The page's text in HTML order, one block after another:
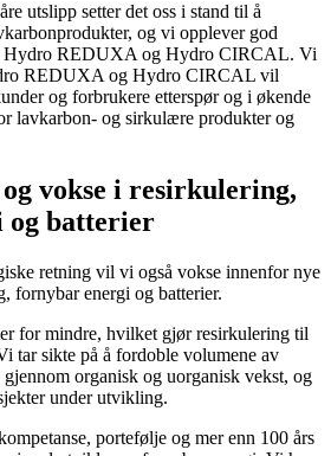
utslipp setter det oss i stand til å
og vi opplever god
Hydro REDUXA og Hydro CIRCAL. Vi
REDUXA og Hydro CIRCAL vil
og forbrukere etterspør og i økende
lavkarbon- og sirkulære produkter og
vokse i resirkulering,
og batterier
retning vil vi også vokse innenfor nye
fornybar energi og batterier.
for mindre, hvilket gjør resirkulering til
tar sikte på å fordoble volumene av
organisk og uorganisk vekst, og
under utvikling.
portefølje og mer enn 100 års